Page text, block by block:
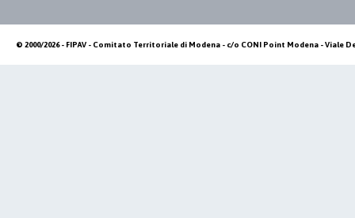
© 2000/2026 - FIPAV - Comitato Territoriale di Modena - c/o CONI Point Modena - Viale